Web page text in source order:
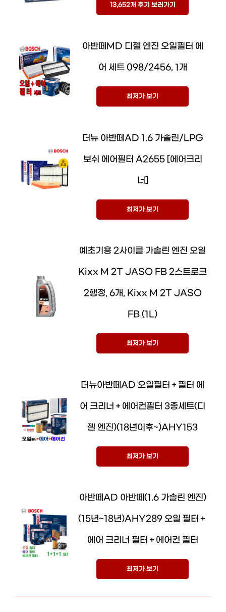
13,652개 후기 보러가기
아반떼MD 디젤 엔진 오일필터 에
어 세트 098/2456, 1개
최저가 보기
더뉴 아반떼AD 1.6 가솔린/LPG
보쉬 에어필터 A2655 [에어크리
너]
최저가 보기
예초기용 2사이클 가솔린 엔진 오일
Kixx M 2T JASO FB 2스트로크
2행정, 6개, Kixx M 2T JASO
FB (1L)
최저가 보기
더뉴아반떼AD 오일필터＋필터 에
어 크리너＋에어컨필터 3종세트(디
젤 엔진)(18년이후~)AHY153
최저가 보기
아반떼AD 아반떼(1.6 가솔린 엔진)
(15년~18년)AHY289 오일 필터＋
에어 크리너 필터＋에어컨 필터
최저가 보기